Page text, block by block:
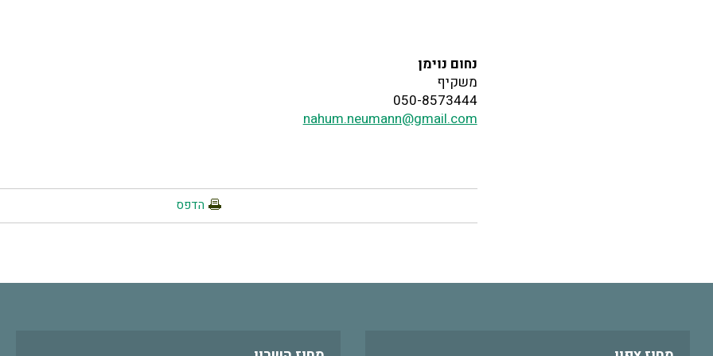
נחום נוימן
משקיף
050-8573444
nahum.neumann@gmail.com
הדפס